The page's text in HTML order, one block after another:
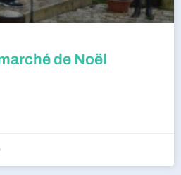
de Noël